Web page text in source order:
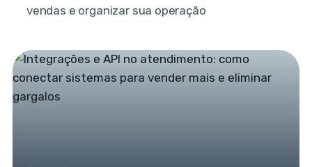
vendas e organizar sua operação